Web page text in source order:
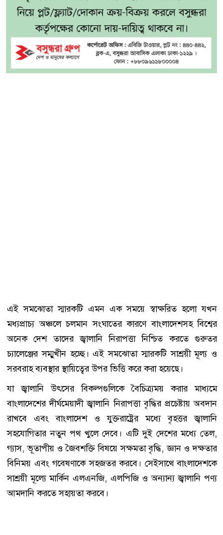
এই সমঝোতা স্মারকটি এমন এক সময়ে স্বাক্ষরিত হলো যখন
মধ্যপ্রাচ্য অঞ্চলে চলমান সংঘাতের কারণে বাংলাদেশসহ বিশ্বের
অনেক দেশ তাদের জ্বালানি নিরাপত্তা নিশ্চিত করতে গুরুতর
চ্যালেঞ্জের সম্মুখীন হচ্ছে। এই সমঝোতা স্মারকটি সাশ্রয়ী মূল্য ও
সরবরাহ ব্যবস্থার স্থায়িত্বের উপর ভিত্তি করে করা হয়েছে।
যা জ্বালানি উৎসের বিকল্পগুলিকে বৈচিত্র্যময় করার মাধ্যমে
বাংলাদেশের দীর্ঘমেয়াদী জ্বালানি নিরাপত্তা বৃদ্ধির প্রচেষ্টায় অবদান
রাখবে এবং বাংলাদেশ ও যুক্তরাষ্ট্রের মধ্যে বৃহত্তর জ্বালানি
সহযোগিতার নতুন পথ খুলে দেবে। এটি দুই দেশের মধ্যে তেল,
গ্যাস, ভূতাপীয় ও জৈবশক্তি বিষয়ে সক্ষমতা বৃদ্ধি, জ্ঞান ও দক্ষতার
বিনিময় এবং গবেষণাকে সহজতর করবে। সেইসাথে বাংলাদেশকে
সাশ্রয়ী মূল্যে মার্কিন এলএনজি, এলপিজি ও অন্যান্য জ্বালানি পণ্য
আমদানি করতে সহায়তা করবে।